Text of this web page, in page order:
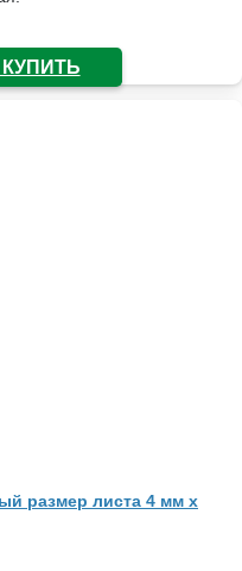
КУПИТЬ
размер листа 4 мм x